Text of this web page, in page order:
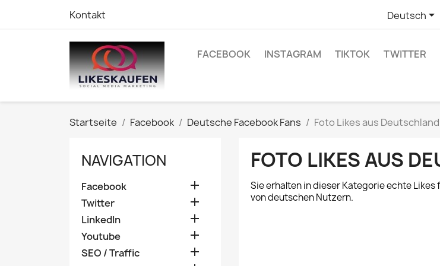
Kontakt Deutsch
FACEBOOK INSTAGRAM TIKTOK TWITTER
Startseite Facebook Deutsche Facebook Fans Foto Likes aus Deutschland
NAVIGATION
Facebook 
Twitter 
LinkedIn 
Youtube 
SEO / Traffic 
FOTO LIKES AUS
Sie erhalten in dieser Kategorie echte
von deutschen Nutzern.